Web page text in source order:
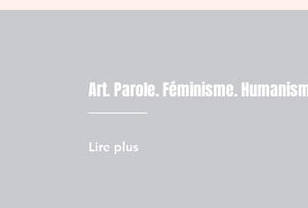
Art. Parole. Féminisme.
Lire plus